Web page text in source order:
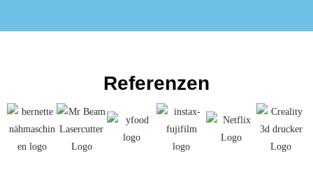
Referenzen